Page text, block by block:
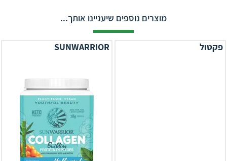
מוצרים נוספים שיעניינו אותך...
פקטול SUNWARRIOR